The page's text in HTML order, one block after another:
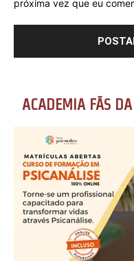
próxima vez que eu
ACADEMIA FÃS